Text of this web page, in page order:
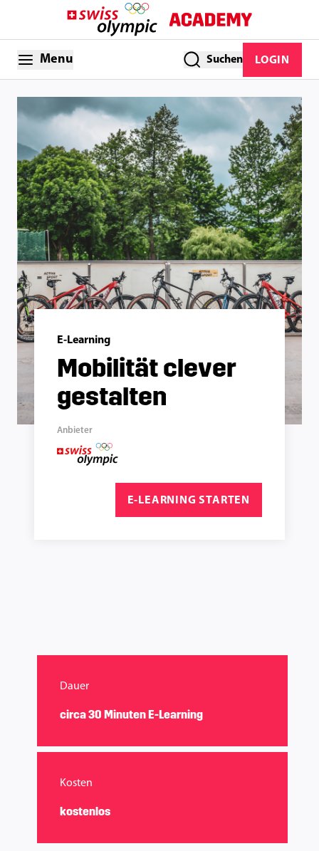
Menu Suchen LOGIN
E-Learning
Mobilität clever
gestalten
Anbieter
E-LEARNING STARTEN
Dauer
circa 30 Minuten E-Learning
Kosten
kostenlos